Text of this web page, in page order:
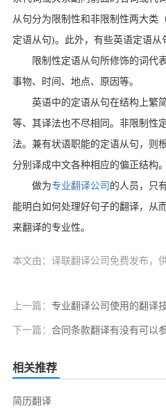
从句分为限制性和非限制性两大类
定语从句)。此外，有些英语定语从
限制性定语从句所修饰的词代
事物、时间、地点、原因等。
英语中的定语从句在结构上繁
等、其译法也不尽相同。非限制性
法。兼有状语职能的定语从句，则
分别译成中文各种相应的偏正结构。
做为专业翻译公司 的人员，只
能明白如何处理好句子的翻译，从
来翻译的专业性。
本文由：译联翻译公司免费发布，
上一篇： 专业翻译公司使用的翻译
下一篇： 合同条款翻译有没有可以
相关推荐
简历翻译